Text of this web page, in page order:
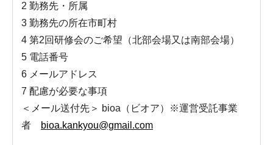
2 勤務先・所属
3 勤務先の所在市町村
4 第2回研修会のご希望（北部会場又は南部会場）
5 電話番号
6 メールアドレス
7 配慮が必要な事項
＜メール送付先＞ bioa（ビオア）※運営受託事業
者
bioa.kankyou@gmail.com